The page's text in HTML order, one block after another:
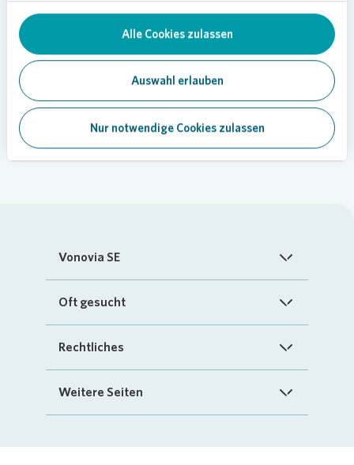
Alle Cookies zulassen
Auswahl erlauben
Nur notwendige Cookies zulassen
Teilen
Soziales Engagement
Vonovia SE
Startseite
Investoren
Presse
Oft gesucht
FAQ
„Mein Vonovia“ App
Mein Zuhause
Rechtliches
Impressum
Weitere Seiten